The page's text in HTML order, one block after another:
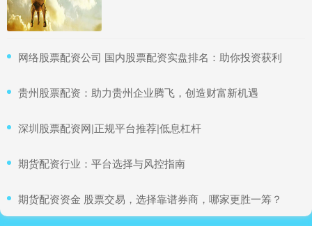
​网络股票配资公司 国内股票配资实盘排名：助你投资获利
​贵州股票配资：助力贵州企业腾飞，创造财富新机遇
​深圳股票配资网|正规平台推荐|低息杠杆
​期货配资行业：平台选择与风控指南
​期货配资资金 股票交易，选择靠谱券商，哪家更胜一筹？